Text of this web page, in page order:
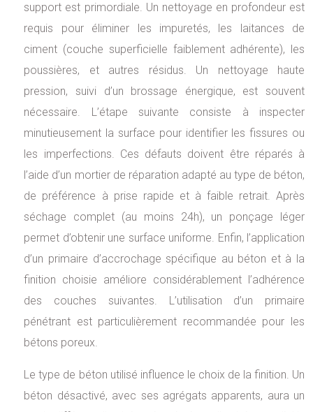
support est primordiale. Un nettoyage en profondeur est
requis pour éliminer les impuretés, les laitances de
ciment (couche superficielle faiblement adhérente), les
poussières, et autres résidus. Un nettoyage haute
pression, suivi d’un brossage énergique, est souvent
nécessaire. L’étape suivante consiste à inspecter
minutieusement la surface pour identifier les fissures ou
les imperfections. Ces défauts doivent être réparés à
l’aide d’un mortier de réparation adapté au type de béton,
de préférence à prise rapide et à faible retrait. Après
séchage complet (au moins 24h), un ponçage léger
permet d’obtenir une surface uniforme. Enfin, l’application
d’un primaire d’accrochage spécifique au béton et à la
finition choisie améliore considérablement l’adhérence
des couches suivantes. L’utilisation d’un primaire
pénétrant est particulièrement recommandée pour les
bétons poreux.
Le type de béton utilisé influence le choix de la finition. Un
béton désactivé, avec ses agrégats apparents, aura un